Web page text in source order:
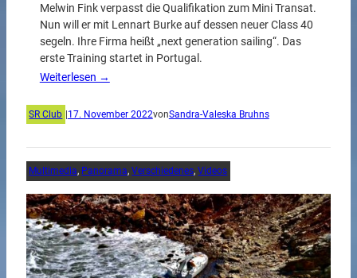
Melwin Fink verpasst die Qualifikation zum Mini Transat.
Nun will er mit Lennart Burke auf dessen neuer Class 40
segeln. Ihre Firma heißt „next generation sailing“. Das
erste Training startet in Portugal.
Weiterlesen →
SR Club 17. November 2022vonSandra-Valeska Bruhns
Multimedia, Panorama, Verschiedenes, Videos